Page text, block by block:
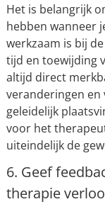
Het is belangrijk
hebben wanneer
werkzaam is bij
tijd en toewijding
altijd direct
veranderingen en
geleidelijk
voor het
uiteindelijk de
6. Geef
therapie